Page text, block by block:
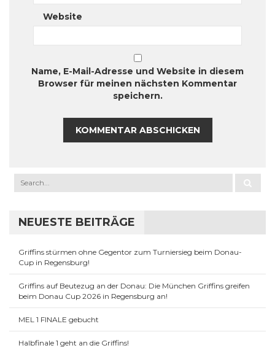
Website
Name, E-Mail-Adresse und Website in diesem
Browser für meinen nächsten Kommentar
speichern.
NEUESTE BEITRÄGE
Griffins stürmen ohne Gegentor zum Turniersieg beim Donau-
Cup in Regensburg!
Griffins auf Beutezug an der Donau: Die München Griffins greifen
beim Donau Cup 2026 in Regensburg an!
MEL 1 FINALE gebucht
Halbfinale 1 geht an die Griffins!